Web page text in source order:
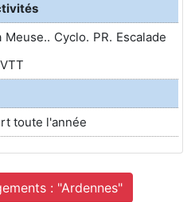
Cyclo. PR. Escalade
toute l'année
: "Ardennes"